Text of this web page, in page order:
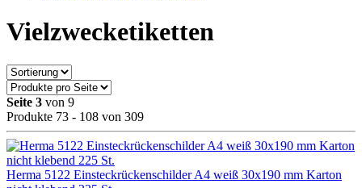
Vielzwecketiketten
Seite 3 von 9
Produkte 73 - 108 von 309
Herma 5122 Einsteckrückenschilder A4 weiß 30x190 mm Karton